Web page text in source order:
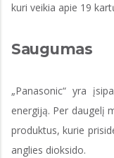
kuri veikia apie 19
Saugumas
„Panasonic“ yra
energiją. Per daugelį
produktus, kurie
anglies dioksido.